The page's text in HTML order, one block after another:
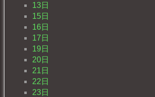
13日
15日
16日
17日
19日
20日
21日
22日
23日